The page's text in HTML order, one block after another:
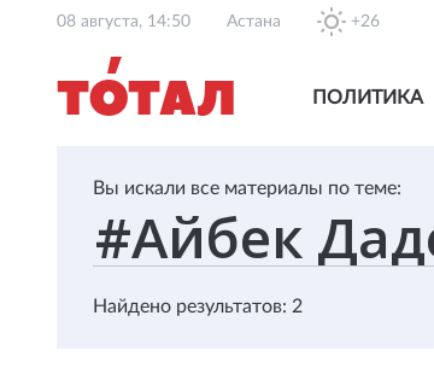
08 августа, 14:50 Астана +26
ПОЛИТИКА
Вы искали все материалы по теме:
Найдено результатов: 2